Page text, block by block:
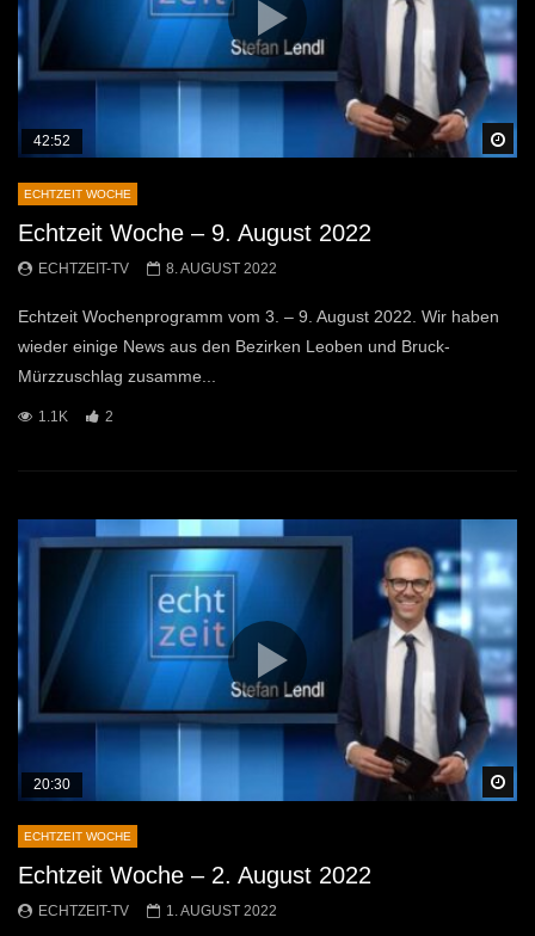
42:52
ECHTZEIT WOCHE
Echtzeit Woche – 9. August 2022
ECHTZEIT-TV 8. AUGUST 2022
Echtzeit Wochenprogramm vom 3. – 9. August 2022. Wir haben
wieder einige News aus den Bezirken Leoben und Bruck-
Mürzzuschlag zusamme...
1.1K 2
20:30
ECHTZEIT WOCHE
Echtzeit Woche – 2. August 2022
ECHTZEIT-TV 1. AUGUST 2022